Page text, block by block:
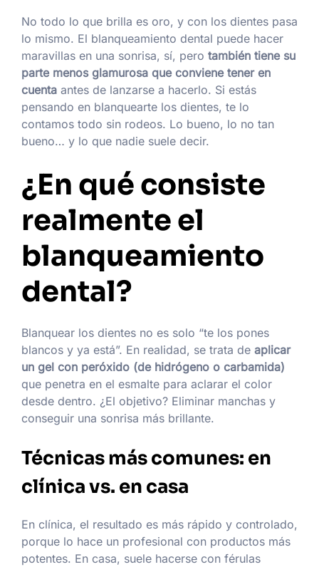
No todo lo que brilla es oro, y con los dientes pasa
lo mismo. El blanqueamiento dental puede hacer
maravillas en una sonrisa, sí, pero también tiene su
parte menos glamurosa que conviene tener en
cuenta antes de lanzarse a hacerlo. Si estás
pensando en blanquearte los dientes, te lo
contamos todo sin rodeos. Lo bueno, lo no tan
bueno… y lo que nadie suele decir.
¿En qué consiste
realmente el
blanqueamiento
dental?
Blanquear los dientes no es solo “te los pones
blancos y ya está”. En realidad, se trata de aplicar
un gel con peróxido (de hidrógeno o carbamida)
que penetra en el esmalte para aclarar el color
desde dentro. ¿El objetivo? Eliminar manchas y
conseguir una sonrisa más brillante.
Técnicas más comunes: en
clínica vs. en casa
En clínica, el resultado es más rápido y controlado,
porque lo hace un profesional con productos más
potentes. En casa, suele hacerse con férulas